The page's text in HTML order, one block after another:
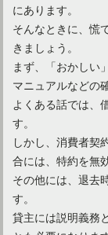
にあります。
そんなときに、慌
きましょう。
まず、「おかしい
マニュアルなどの
よくある話では、
す。
しかし、消費者契
合には、特約を無
その他には、退去
す。
貸主には説明義務